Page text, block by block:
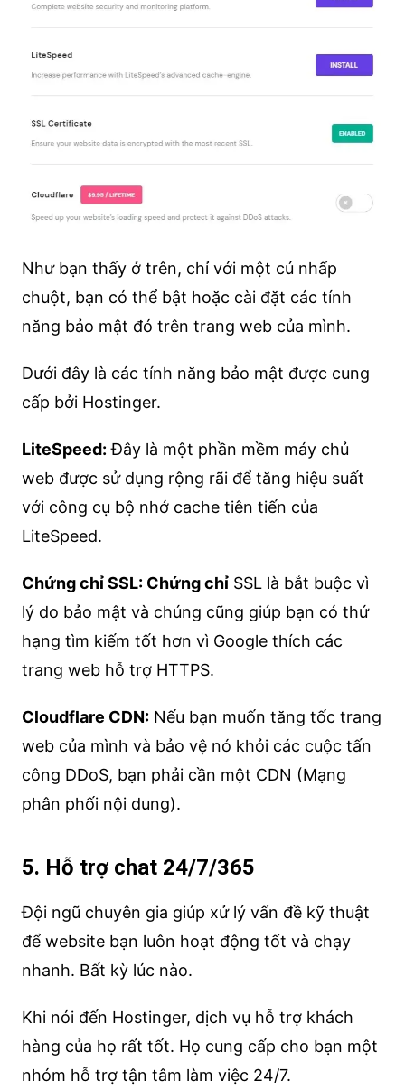
Như bạn thấy ở trên, chỉ với một cú nhấp
chuột, bạn có thể bật hoặc cài đặt các tính
năng bảo mật đó trên trang web của mình.
Dưới đây là các tính năng bảo mật được cung
cấp bởi Hostinger.
LiteSpeed: Đây là một phần mềm máy chủ
web được sử dụng rộng rãi để tăng hiệu suất
với công cụ bộ nhớ cache tiên tiến của
LiteSpeed.
Chứng chỉ SSL: Chứng chỉSSL là bắt buộc vì
lý do bảo mật và chúng cũng giúp bạn có thứ
hạng tìm kiếm tốt hơn vì Google thích các
trang web hỗ trợ HTTPS.
Cloudflare CDN:Nếu bạn muốn tăng tốc trang
web của mình và bảo vệ nó khỏi các cuộc tấn
công DDoS, bạn phải cần một CDN (Mạng
phân phối nội dung).
5. Hỗ trợ chat 24/7/365
Đội ngũ chuyên gia giúp xử lý vấn đề kỹ thuật
để website bạn luôn hoạt động tốt và chạy
nhanh. Bất kỳ lúc nào.
Khi nói đến Hostinger, dịch vụ hỗ trợ khách
hàng của họ rất tốt. Họ cung cấp cho bạn một
nhóm hỗ trợ tận tâm làm việc 24/7.